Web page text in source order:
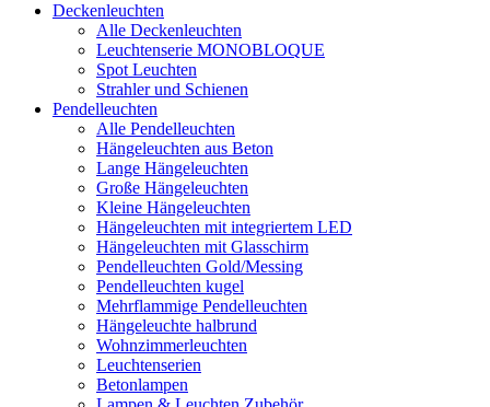
Deckenleuchten
Alle Deckenleuchten
Leuchtenserie MONOBLOQUE
Spot Leuchten
Strahler und Schienen
Pendelleuchten
Alle Pendelleuchten
Hängeleuchten aus Beton
Lange Hängeleuchten
Große Hängeleuchten
Kleine Hängeleuchten
Hängeleuchten mit integriertem LED
Hängeleuchten mit Glasschirm
Pendelleuchten Gold/Messing
Pendelleuchten kugel
Mehrflammige Pendelleuchten
Hängeleuchte halbrund
Wohnzimmerleuchten
Leuchtenserien
Betonlampen